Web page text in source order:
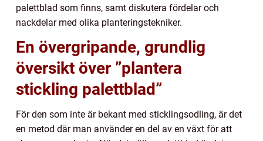
palettblad som finns, samt diskutera fördelar och
nackdelar med olika planteringstekniker.
En övergripande, grundlig
översikt över ”plantera
stickling palettblad”
För den som inte är bekant med sticklingsodling, är det
en metod där man använder en del av en växt för att